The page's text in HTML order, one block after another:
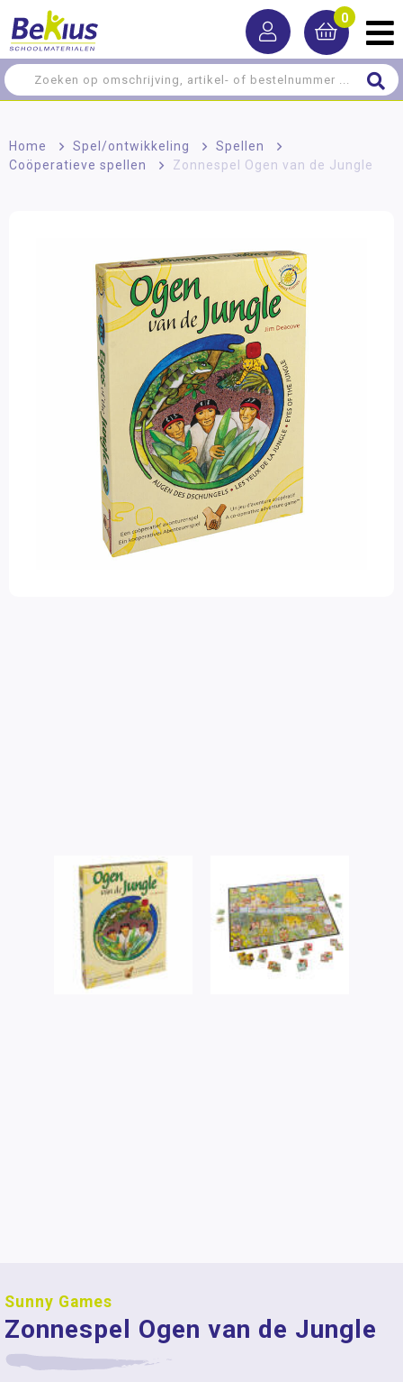
0
Home > Spel/ontwikkeling > Spellen
>
Coöperatieve spellen
> Zonnespel Ogen van de Jungle
Sunny Games
Zonnespel Ogen van de Jungle